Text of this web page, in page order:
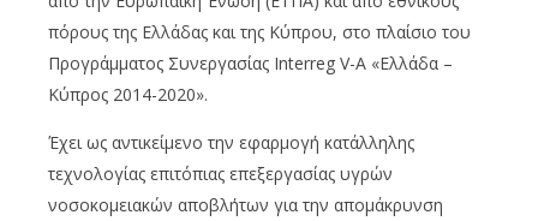
πόρους της Ελλάδας και της Κύπρου, στο πλαίσιο του
Προγράμματος Συνεργασίας Interreg V-A «Ελλάδα –
Κύπρος 2014-2020».
Έχει ως αντικείμενο την εφαρμογή κατάλληλης
τεχνολογίας επιτόπιας επεξεργασίας υγρών
νοσοκομειακών αποβλήτων για την απομάκρυνση